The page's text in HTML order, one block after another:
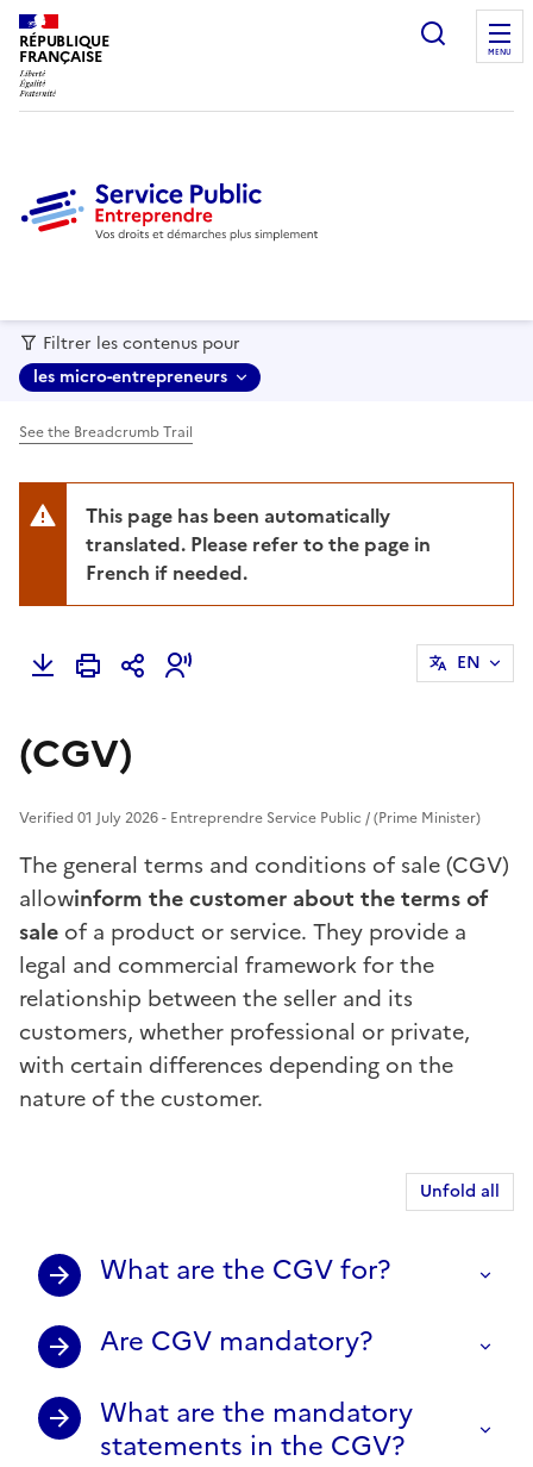
RÉPUBLIQUE
FRANÇAISE MENU
Filtrer les contenus pour
les micro-entrepreneurs
See the Breadcrumb Trail
This page has been automatically
translated. Please refer to the page in
French if needed.
EN
(CGV)
Verified 01 July 2026 - Entreprendre Service Public / (Prime Minister)
The general terms and conditions of sale (CGV)
allowinform the customer about the terms of
sale of a product or service. They provide a
legal and commercial framework for the
relationship between the seller and its
customers, whether professional or private,
with certain differences depending on the
nature of the customer.
Unfold all
What are the CGV for?
Are CGV mandatory?
What are the mandatory
statements in the CGV?